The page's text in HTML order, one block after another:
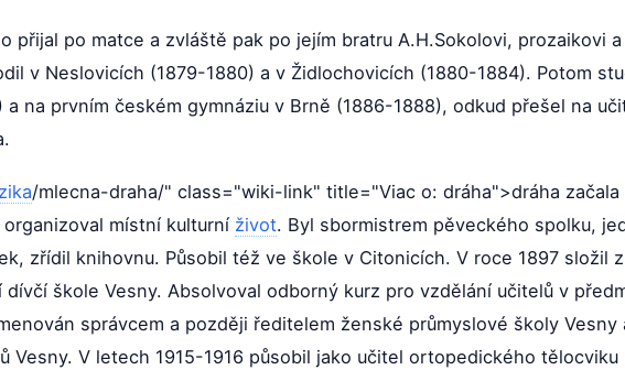
přijal po matce a zvláště pak po jejím bratru A.H.Sokolovi, prozaikovi
v Neslovicích (1879-1880) a v Židlochovicích (1880-1884). Potom
a na prvním českém gymnáziu v Brně (1886-1888), odkud přešel na
/mlecna-draha/" class="wiki-link" title="Viac o: dráha">dráha
místní kulturní život. Byl sbormistrem pěveckého spolku,
zřídil knihovnu. Působil též ve škole v Citonicích. V roce 1897 složil
dívčí škole Vesny. Absolvoval odborný kurz pro vzdělání učitelů v
správcem a později ředitelem ženské průmyslové školy Vesny
Vesny. V letech 1915-1916 působil jako učitel ortopedického